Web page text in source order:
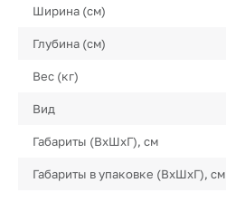
Ширина (см)
Глубина (см)
Вес (кг)
Вид
Габариты (ВхШхГ), см
Габариты в упаковке (ВхШхГ), см